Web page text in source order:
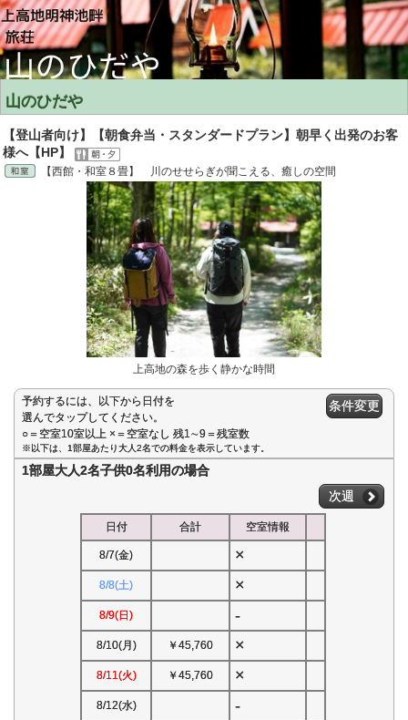
山のひだや
【登山者向け】【朝食弁当・スタンダードプラン】朝早く出発のお客
様へ【HP】
【西館・和室８畳】 川のせせらぎが聞こえる、癒しの空間
上高地の森を歩く静かな時間
予約するには、以下から日付を
選んでタップしてください。
○＝空室10室以上 ×＝空室なし 残1∼9＝残室数
条件変更
※以下は、1部屋あたり大人2名での料金を表示しています。
1部屋大人2名子供0名利用の場合
次週
日付 合計 空室情報
8/7(金) ×
8/8(土) ×
8/9(日) -
8/10(月) ￥45,760 ×
8/11(火) ￥45,760 ×
8/12(水) -